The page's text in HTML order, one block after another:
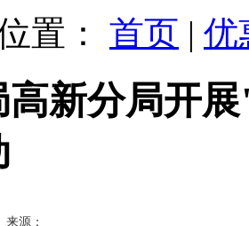
置： 首页 | 优
高新分局开
来源：